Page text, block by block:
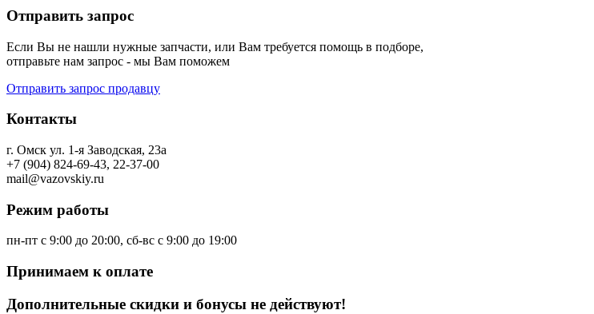
Отправить запрос
Если Вы не нашли нужные запчасти, или Вам требуется помощь в подборе,
отправьте нам запрос - мы Вам поможем
Отправить запрос продавцу
Контакты
г. Омск ул. 1-я Заводская, 23а
+7 (904) 824-69-43, 22-37-00
mail@vazovskiy.ru
Режим работы
пн-пт с 9:00 до 20:00, сб-вс с 9:00 до 19:00
Принимаем к оплате
Дополнительные скидки и бонусы не действуют!